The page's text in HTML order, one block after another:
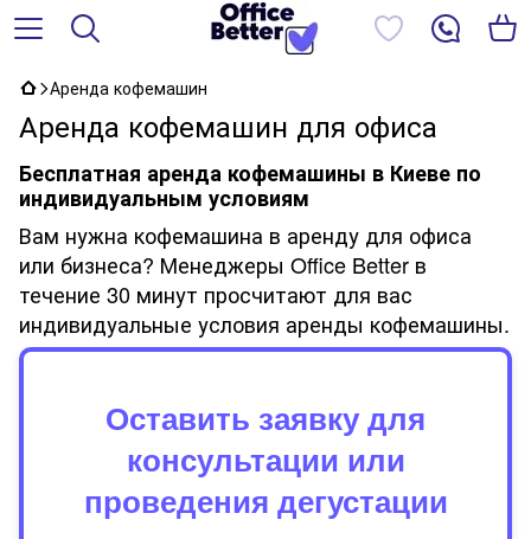
Аренда кофемашин
Аренда кофемашин для офиса
Бесплатная аренда кофемашины в Киеве по
индивидуальным условиям
Вам нужна кофемашина в аренду для офиса
или бизнеса? Менеджеры Office Better в
течение 30 минут просчитают для вас
индивидуальные условия аренды кофемашины.
Оставить заявку для
консультации или
проведения дегустации